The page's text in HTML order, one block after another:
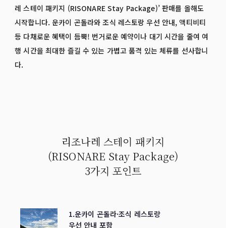
레 스테이 패키지 (RISONARE Stay Package)’ 판매를 올해도
시작합니다. 운카이 곤돌라와 조식 레스토랑 우선 안내, 액티비티
등 다채로운 혜택이 듬뿍! 번거로운 예약이나 대기 시간을 줄여 여
행 시간을 최대한 즐길 수 있는 가볍고 품격 있는 체류를 선사합니
다.
리조나레 스테이 패키지
(RISONARE Stay Package)
3가지 포인트
1.운카이 곤돌라·조식 레스토랑
우선 안내 포함